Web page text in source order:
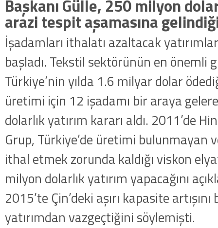
Başkanı Gülle, 250 milyon
arazi tespit aşamasına
İşadamları ithalatı azaltacak
başladı. Tekstil sektörünün en önemli
Türkiye’nin yılda 1.6 milyar dolar
üretimi için 12 işadamı bir araya
dolarlık yatırım kararı aldı. 2011’de
Grup, Türkiye’de üretimi bulunmayan
ithal etmek zorunda kaldığı viskon
milyon dolarlık yatırım yapacağını
2015’te Çin’deki aşırı kapasite
yatırımdan vazgeçtiğini söylemişti.